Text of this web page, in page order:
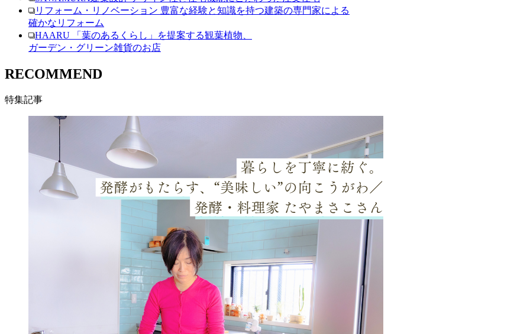
リフォーム・リノベーション 豊富な経験と知識を持つ建築の専門家による
確かなリフォーム
HAARU
「葉のあるくらし」を提案する観葉植物、
ガーデン・グリーン雑貨のお店
RECOMMEND
特集記事